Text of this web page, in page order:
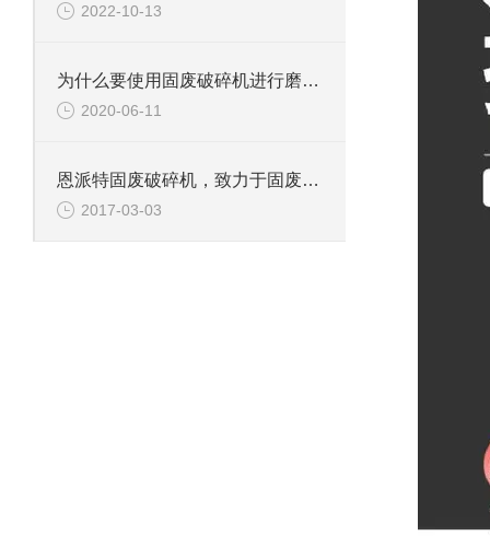
2022-10-13
为什么要使用固废破碎机进行磨碎工作
2020-06-11
恩派特固废破碎机，致力于固废处理
2017-03-03